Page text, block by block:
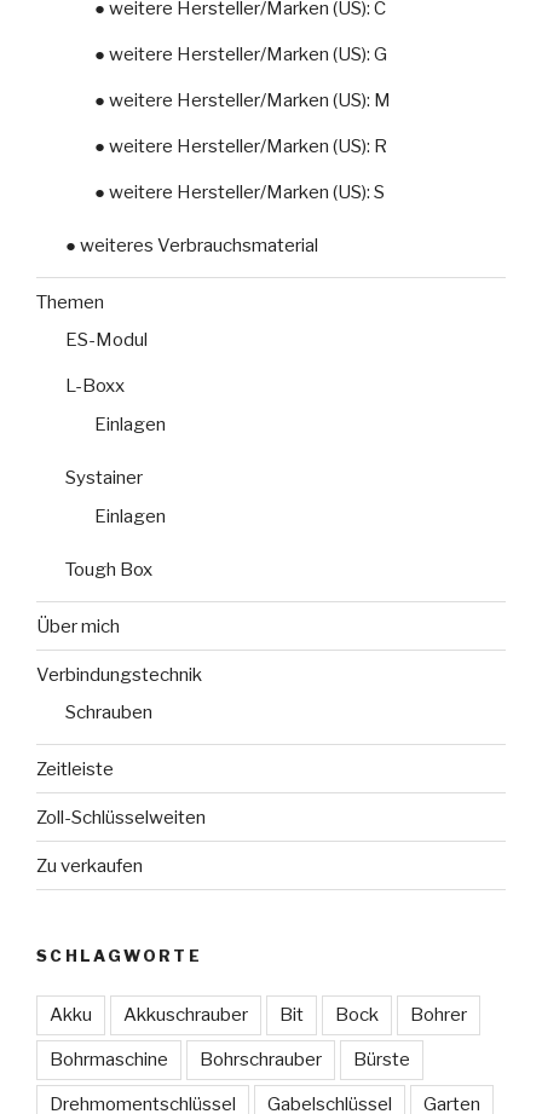
● weitere Hersteller/Marken (US): C
● weitere Hersteller/Marken (US): G
● weitere Hersteller/Marken (US): M
● weitere Hersteller/Marken (US): R
● weitere Hersteller/Marken (US): S
● weiteres Verbrauchsmaterial
Themen
ES-Modul
L-Boxx
Einlagen
Systainer
Einlagen
Tough Box
Über mich
Verbindungstechnik
Schrauben
Zeitleiste
Zoll-Schlüsselweiten
Zu verkaufen
SCHLAGWORTE
Akku Akkuschrauber Bit Bock Bohrer
Bohrmaschine Bohrschrauber Bürste
Drehmomentschlüssel Gabelschlüssel Garten